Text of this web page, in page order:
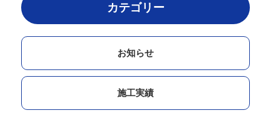
カテゴリー
お知らせ
施工実績